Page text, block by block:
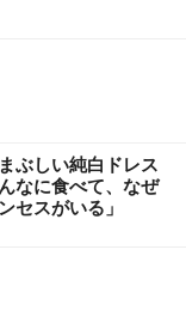
ぶしい純白ドレス
なに食べて、なぜ
セスがいる」